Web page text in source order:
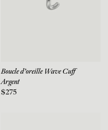
Boucle d'oreille Wave Cuff
Argent
$275